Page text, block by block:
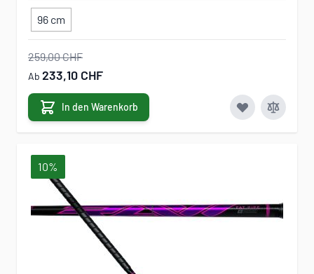
96 cm
259,00 CHF
Ab 233,10 CHF
In den Warenkorb
10%